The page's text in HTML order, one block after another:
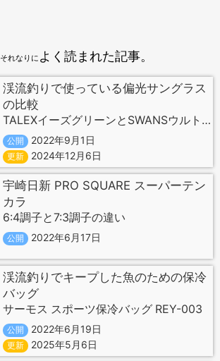
それなりに よく読まれた記事。
渓流釣りで使っている偏光サングラス
の比較
TALEXイーズグリーンとSWANSウルトラライトグリーン
公開 2022年9月1日
更新 2024年12月6日
宇崎日新 PRO SQUARE スーパーテン
カラ
6:4調子と7:3調子の違い
公開 2022年6月17日
渓流釣りでキープした魚のための保冷
バッグ
サーモス スポーツ保冷バッグ REY-003
公開 2022年6月19日
更新 2025年5月6日